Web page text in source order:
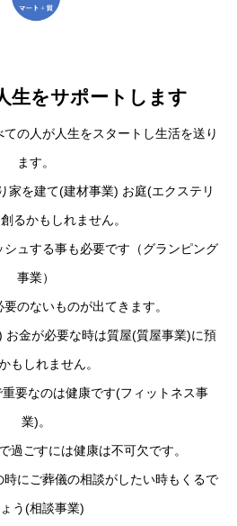
生をサポートします
の人が人生をスタートし生活を送り
ます。
家を建て(建材事業) お庭(エクステリ
るかもしれません。
ュする事も必要です（グランピング
事業）
のないものが出てきます。
お金が必要な時は質屋(質屋事業)に預
もしれません。
要なのは健康です(フィットネス事
業)。
過ごすには健康は不可欠です。
にご葬儀の相談がしたい時もくるで
ょう(相談事業)